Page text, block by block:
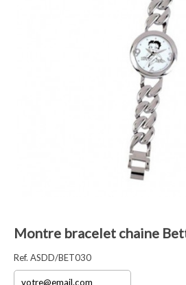
Montre bracelet chaine
Ref. ASDD/BET030